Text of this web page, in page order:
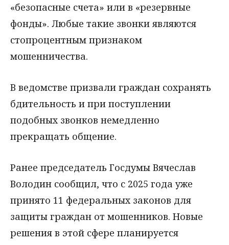
«безопасные счета» или в «резервные
фонды». Любые такие звонки являются
стопроцентным признаком
мошенничества.
В ведомстве призвали граждан сохранять
бдительность и при поступлении
подобных звонков немедленно
прекращать общение.
Ранее председатель Госдумы Вячеслав
Володин сообщил, что с 2025 года уже
принято 11 федеральных законов для
защиты граждан от мошенников. Новые
решения в этой сфере планируется